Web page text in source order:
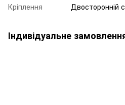
Кріплення
Двосторонній
Індивідуальне